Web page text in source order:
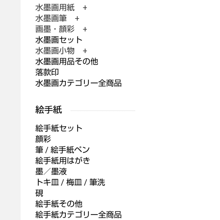
水墨画用紙 +
水墨画筆 +
画墨・顔彩 +
水墨画セット
水墨画小物 +
水墨画用品その他
落款印
水墨画カテゴリー全商品
絵手紙セット
顔彩
筆 / 絵手紙ペン
絵手紙用はがき
墨／墨液
トキ皿 / 梅皿 / 筆洗
硯
絵手紙その他
絵手紙カテゴリー全商品